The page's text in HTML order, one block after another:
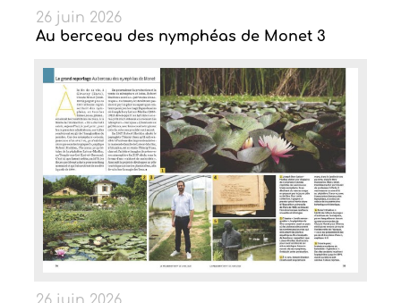
26 juin 2026
Au berceau des nymphéas de Monet 3